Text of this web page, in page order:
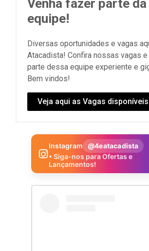
Venha fazer parte
equipe!
Diversas oportunidades e vagas
Atacadista! Confira nossas vagas
parte dessa equipe experiente e
Bem vindos!
Veja aqui as Vagas
Instagram
@4eatacadista
• Siga-nos para Ofertas e
Lançamentos!